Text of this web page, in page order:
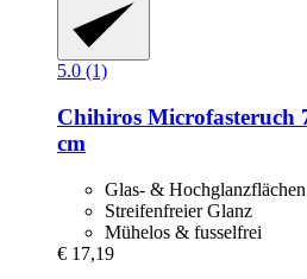
5.0 (1)
Chihiros Microfasteruch
cm
Glas- & Hochglanzflächen
Streifenfreier Glanz
Mühelos & fusselfrei
€ 17,19